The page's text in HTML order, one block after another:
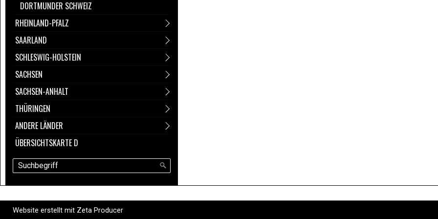
DORTMUNDER SCHWEIZ
RHEINLAND-PFALZ
SAARLAND
SCHLESWIG-HOLSTEIN
SACHSEN
SACHSEN-ANHALT
THÜRINGEN
ANDERE LÄNDER
ÜBERSICHTSKARTE D
Website erstellt mit Zeta Producer